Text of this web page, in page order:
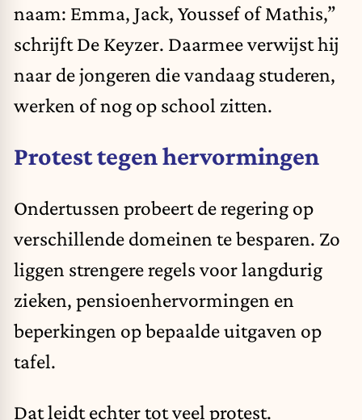
naam: Emma, Jack, Youssef of Mathis,”
schrijft De Keyzer. Daarmee verwijst hij
naar de jongeren die vandaag studeren,
werken of nog op school zitten.
Protest tegen hervormingen
Ondertussen probeert de regering op
verschillende domeinen te besparen. Zo
liggen strengere regels voor langdurig
zieken, pensioenhervormingen en
beperkingen op bepaalde uitgaven op
tafel.
Dat leidt echter tot veel protest.